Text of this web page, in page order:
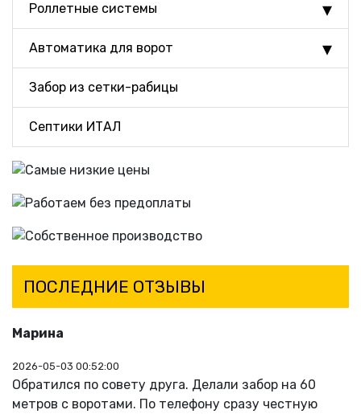
Роллетные системы
Автоматика для ворот
Забор из сетки-рабицы
Септики ИТАЛ
ПОСЛЕДНИЕ ОТЗЫВЫ
Марина
2026-05-03 00:52:00
Обратился по совету друга. Делали забор на 60
метров с воротами. По телефону сразу честную